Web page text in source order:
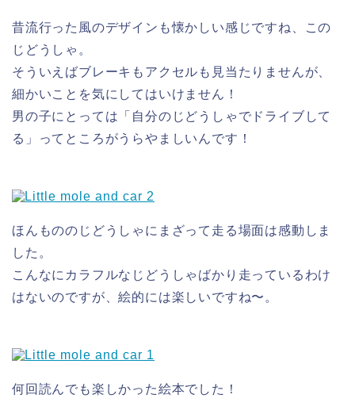
昔流行った風のデザインも懐かしい感じですね、この
じどうしゃ。
そういえばブレーキもアクセルも見当たりませんが、
細かいことを気にしてはいけません！
男の子にとっては「自分のじどうしゃでドライブして
る」ってところがうらやましいんです！
ほんもののじどうしゃにまざって走る場面は感動しま
した。
こんなにカラフルなじどうしゃばかり走っているわけ
はないのですが、絵的には楽しいですね〜。
何回読んでも楽しかった絵本でした！